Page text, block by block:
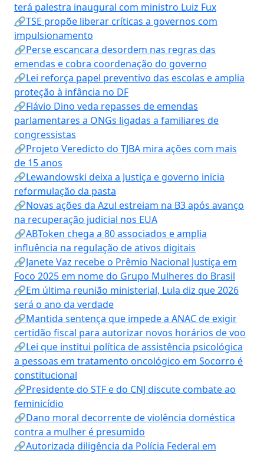
terá palestra inaugural com ministro Luiz Fux
🔗TSE propõe liberar críticas a governos com
impulsionamento
🔗Perse escancara desordem nas regras das
emendas e cobra coordenação do governo
🔗Lei reforça papel preventivo das escolas e amplia
proteção à infância no DF
🔗Flávio Dino veda repasses de emendas
parlamentares a ONGs ligadas a familiares de
congressistas
🔗Projeto Veredicto do TJBA mira ações com mais
de 15 anos
🔗Lewandowski deixa a Justiça e governo inicia
reformulação da pasta
🔗Novas ações da Azul estreiam na B3 após avanço
na recuperação judicial nos EUA
🔗ABToken chega a 80 associados e amplia
influência na regulação de ativos digitais
🔗Janete Vaz recebe o Prêmio Nacional Justiça em
Foco 2025 em nome do Grupo Mulheres do Brasil
🔗Em última reunião ministerial, Lula diz que 2026
será o ano da verdade
🔗Mantida sentença que impede a ANAC de exigir
certidão fiscal para autorizar novos horários de voo
🔗Lei que institui política de assistência psicológica
a pessoas em tratamento oncológico em Socorro é
constitucional
🔗Presidente do STF e do CNJ discute combate ao
feminicídio
🔗Dano moral decorrente de violência doméstica
contra a mulher é presumido
🔗Autorizada diligência da Polícia Federal em